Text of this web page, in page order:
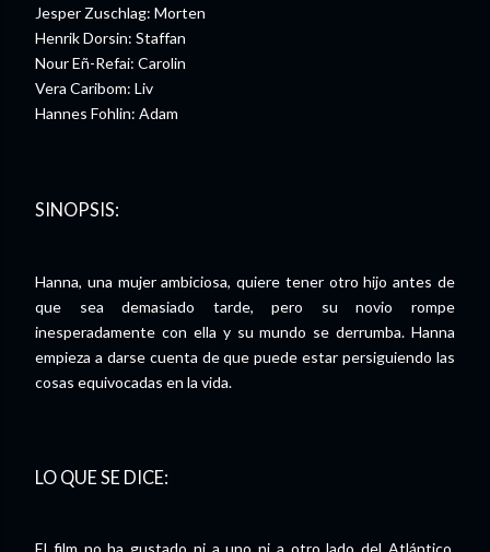
Jesper Zuschlag: Morten
Henrik Dorsin: Staffan
Nour Eñ-Refai: Carolin
Vera Caribom: Liv
Hannes Fohlin: Adam
SINOPSIS:
Hanna, una mujer ambiciosa, quiere tener otro hijo antes de
que sea demasiado tarde, pero su novio rompe
inesperadamente con ella y su mundo se derrumba. Hanna
empieza a darse cuenta de que puede estar persiguiendo las
cosas equivocadas en la vida.
LO QUE SE DICE:
El film no ha gustado ni a uno ni a otro lado del Atlántico,